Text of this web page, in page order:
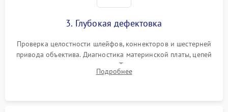
3. Глубокая дефектовка
Проверка целостности шлейфов, коннекторов и шестерней
привода объектива. Диагностика материнской платы, цепей
питания и картоприемника. Тестирование механизма
затвора и блока внутрикамерной стабилизации.
Подробнее